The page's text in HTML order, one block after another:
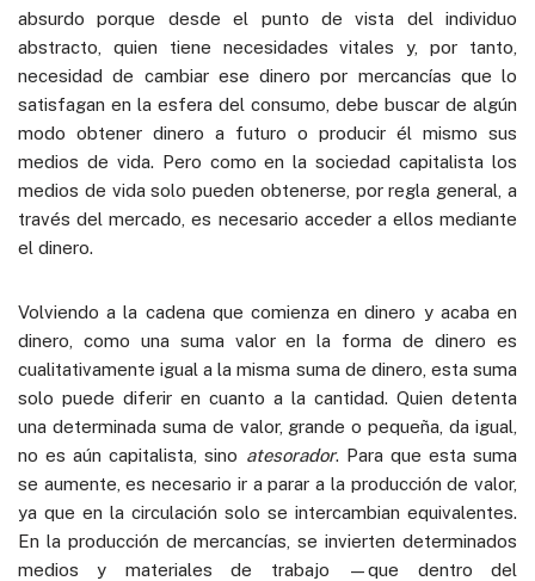
absurdo porque desde el punto de vista del individuo
abstracto, quien tiene necesidades vitales y, por tanto,
necesidad de cambiar ese dinero por mercancías que lo
satisfagan en la esfera del consumo, debe buscar de algún
modo obtener dinero a futuro o producir él mismo sus
medios de vida. Pero como en la sociedad capitalista los
medios de vida solo pueden obtenerse, por regla general, a
través del mercado, es necesario acceder a ellos mediante
el dinero.
Volviendo a la cadena que comienza en dinero y acaba en
dinero, como una suma valor en la forma de dinero es
cualitativamente igual a la misma suma de dinero, esta suma
solo puede diferir en cuanto a la cantidad. Quien detenta
una determinada suma de valor, grande o pequeña, da igual,
no es aún capitalista, sino atesorador. Para que esta suma
se aumente, es necesario ir a parar a la producción de valor,
ya que en la circulación solo se intercambian equivalentes.
En la producción de mercancías, se invierten determinados
medios y materiales de trabajo —que dentro del